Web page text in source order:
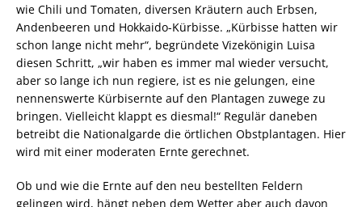
wie Chili und Tomaten, diversen Kräutern auch Erbsen,
Andenbeeren und Hokkaido-Kürbisse. „Kürbisse hatten wir
schon lange nicht mehr“, begründete Vizekönigin Luisa
diesen Schritt, „wir haben es immer mal wieder versucht,
aber so lange ich nun regiere, ist es nie gelungen, eine
nennenswerte Kürbisernte auf den Plantagen zuwege zu
bringen. Vielleicht klappt es diesmal!“ Regulär daneben
betreibt die Nationalgarde die örtlichen Obstplantagen. Hier
wird mit einer moderaten Ernte gerechnet.
Ob und wie die Ernte auf den neu bestellten Feldern
gelingen wird, hängt neben dem Wetter aber auch davon